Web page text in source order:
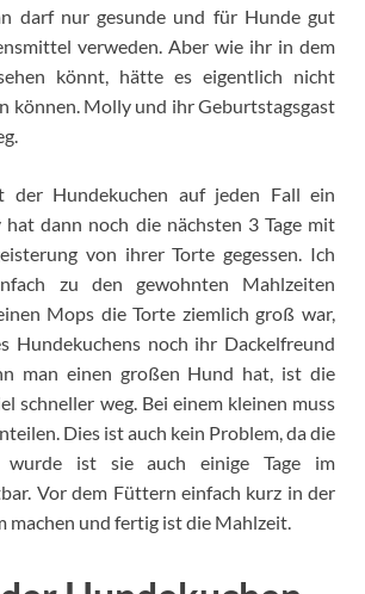
darf nur gesunde und für Hunde gut
verweden. Aber wie ihr in dem
könnt, hätte es eigentlich nicht
können. Molly und ihr Geburtstagsgast
der Hundekuchen auf jeden Fall ein
hat dann noch die nächsten 3 Tage mit
von ihrer Torte gegessen. Ich
zu den gewohnten Mahlzeiten
Mops die Torte ziemlich groß war,
Hundekuchens noch ihr Dackelfreund
man einen großen Hund hat, ist die
schneller weg. Bei einem kleinen muss
Dies ist auch kein Problem, da die
wurde ist sie auch einige Tage im
Vor dem Füttern einfach kurz in der
und fertig ist die Mahlzeit.